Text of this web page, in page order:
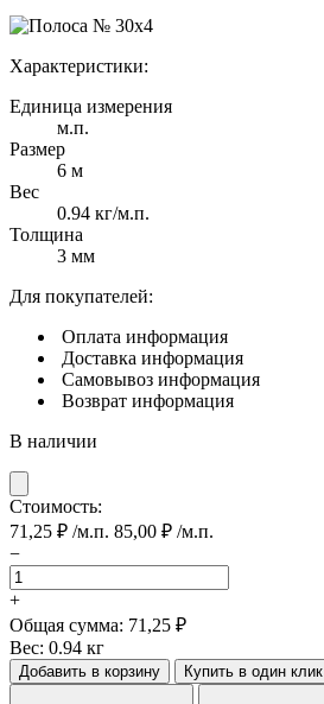
Характеристики:
Единица измерения
м.п.
Размер
6 м
Вес
0.94 кг/м.п.
Толщина
3 мм
Для покупателей:
Оплата информация
Доставка информация
Самовывоз информация
Возврат информация
В наличии
Стоимость:
71,25 ₽ /м.п. 85,00 ₽ /м.п.
−
Количество
товара
Полоса
№
30х4
+
Общая сумма: 71,25 ₽
Вес: 0.94 кг
Добавить в корзину Купить в один клик